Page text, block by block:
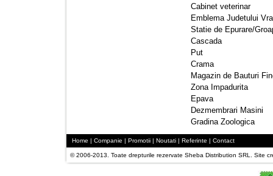
Cabinet veterinar
Emblema Judetului
Statie de Epurare/
Cascada
Put
Crama
Magazin de Bauturi
Zona Impadurita
Epava
Dezmembrari Masini
Gradina Zoologica
Home | Companie | Promotii | Noutati | Referinte | Contact
© 2006-2013. Toate drepturile rezervate Sheba Distribution SRL. Site